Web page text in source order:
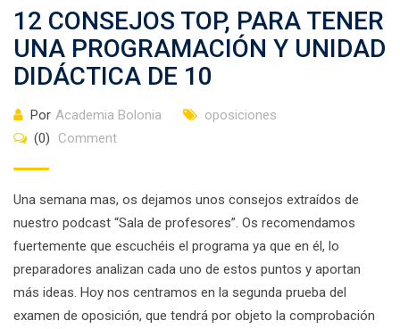
12 CONSEJOS TOP, PARA TENER
UNA PROGRAMACIÓN Y UNIDAD
DIDÁCTICA DE 10
Por Academia Bolonia
oposiciones
(0)
Comment
Una semana mas, os dejamos unos consejos extraídos de
nuestro podcast “Sala de profesores”. Os recomendamos
fuertemente que escuchéis el programa ya que en él, lo
preparadores analizan cada uno de estos puntos y aportan
más ideas. Hoy nos centramos en la segunda prueba del
examen de oposición, que tendrá por objeto la comprobación